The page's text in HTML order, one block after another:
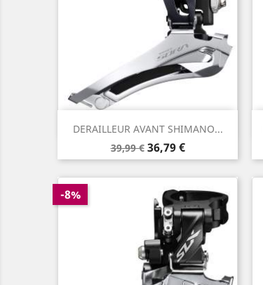
DERAILLEUR AVANT SHIMANO...
Prix
de
base
39,99 € Prix
36,79 €
Aperçu rapide
-8%